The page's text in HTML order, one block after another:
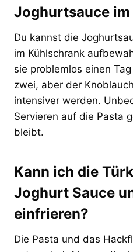
Joghurtsauce
Du kannst die
im Kühlschrank
sie problemlos einen
zwei, aber der
intensiver werden.
Servieren auf die Pasta
bleibt.
Kann ich die
Joghurt Sauce
einfrieren?
Die Pasta und das